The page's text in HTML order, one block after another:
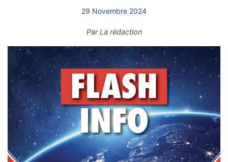
29 Novembre 2024
ParLa rédaction